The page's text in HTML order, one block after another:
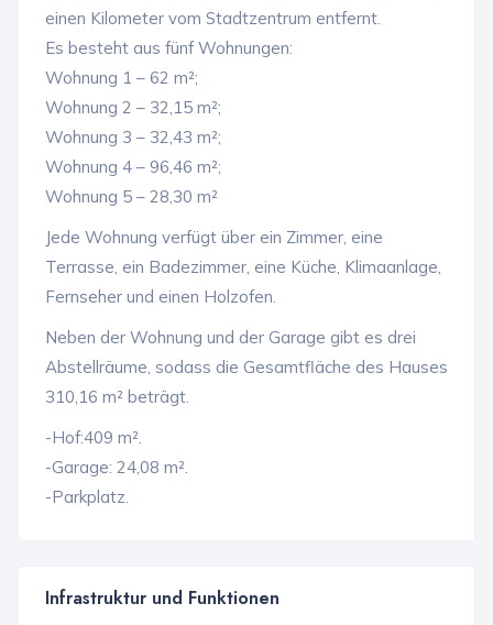
einen Kilometer vom Stadtzentrum entfernt.
Es besteht aus fünf Wohnungen:
Wohnung 1 – 62 m²;
Wohnung 2 – 32,15 m²;
Wohnung 3 – 32,43 m²;
Wohnung 4 – 96,46 m²;
Wohnung 5 – 28,30 m²
Jede Wohnung verfügt über ein Zimmer, eine
Terrasse, ein Badezimmer, eine Küche, Klimaanlage,
Fernseher und einen Holzofen.
Neben der Wohnung und der Garage gibt es drei
Abstellräume, sodass die Gesamtfläche des Hauses
310,16 m² beträgt.
-Hof:409 m².
-Garage: 24,08 m².
-Parkplatz.
Infrastruktur und Funktionen